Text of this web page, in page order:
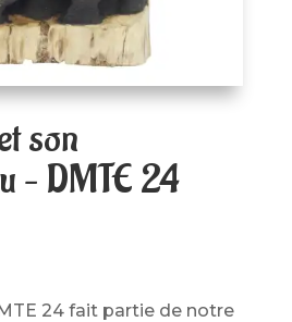
son
– DMTE 24
24 fait partie de notre